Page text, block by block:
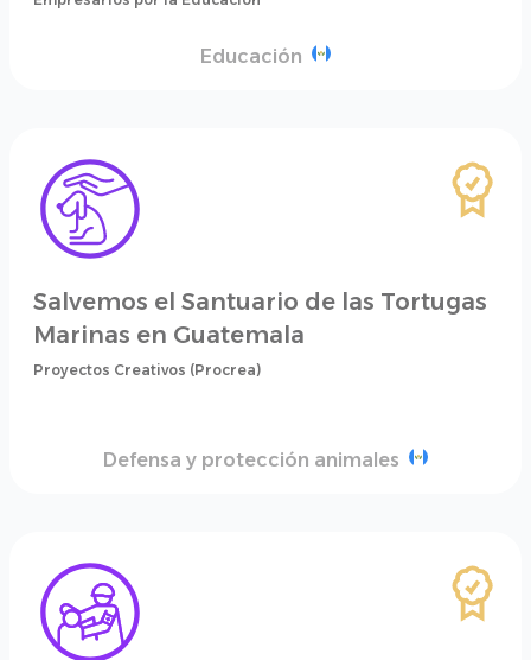
Educación
Salvemos el Santuario de las Tortugas
Marinas en Guatemala
Proyectos Creativos (Procrea)
Defensa y protección animales